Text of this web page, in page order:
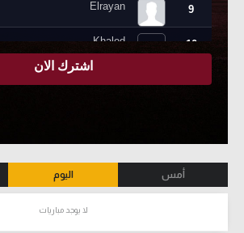
أمس اليوم
لا يوجد مباريات